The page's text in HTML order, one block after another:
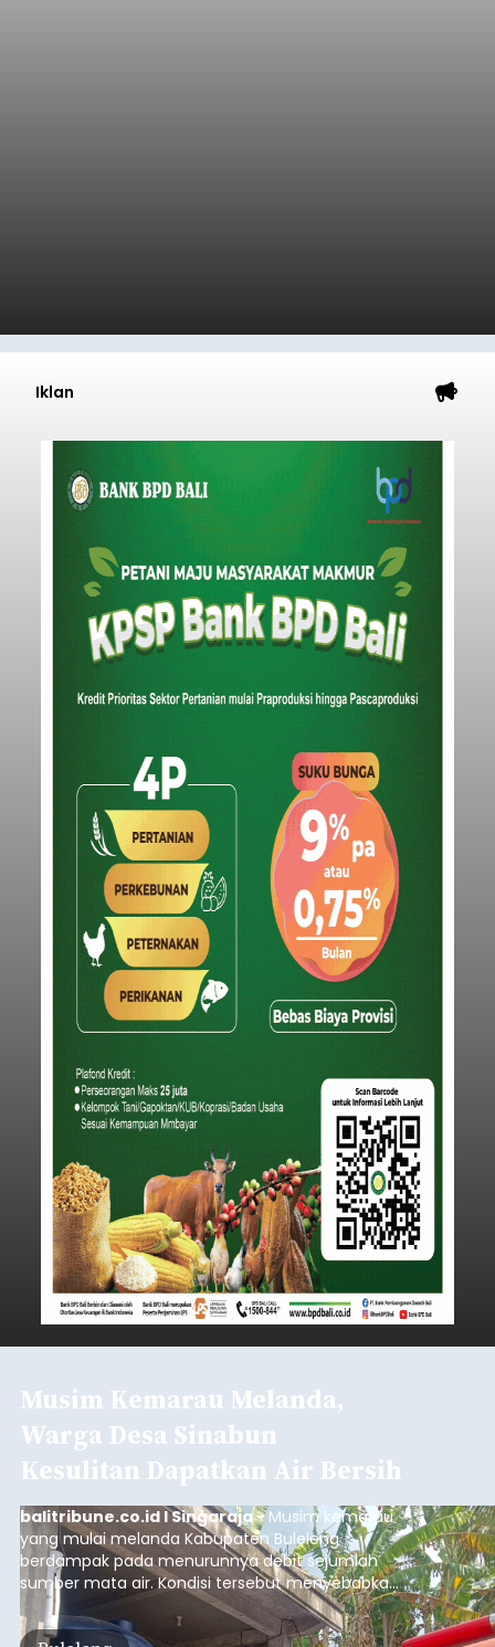
Iklan
Musim Kemarau Melanda,
Warga Desa Sinabun
Kesulitan Dapatkan Air Bersih
balitribune.co.id I Singaraja -Musim kemarau
yang mulai melanda Kabupaten Buleleng
berdampak pada menurunnya debit sejumlah
sumber mata air. Kondisi tersebut menyebabkan
warga di beberapa desa mulai mengalami
kesulitan mendapatkan air bersih, terutama